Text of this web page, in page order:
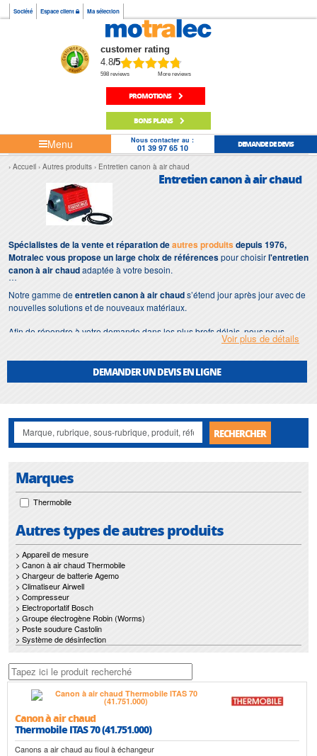
Société Espace client Ma sélection
customer rating
4.8/5
598 reviews More reviews
PROMOTIONS
BONS PLANS
Menu Nous contacter au :
01 39 97 65 10 DEMANDE DE DEVIS
Accueil Autres produits Entretien canon à air chaud
Entretien canon à air chaud
Spécialistes de la vente et réparation deautres produits depuis 1976,
Motralec vous propose un large choix de référencespour choisirl'entretien
canon à air chaudadaptée à votre besoin.
Notre gamme deentretien canon à air chauds’étend jour après jour avec de
nouvelles solutions et de nouveaux matériaux.
Afin de répondre à votre demande dans les plus brefs délais, nous nous
entretien canon à air
Motralecmet également à votre disposition son service deréparationet
Nos interventions sur toute l'Ile de France suivant vos besoins et vos
contraintes sont un gage d'efficacité, et garantissent l'absence de perturbation
de vos installations deentretien canon à air chaud
Voir plus de détails
DEMANDER UN DEVIS EN LIGNE
RECHERCHER
Marques
Thermobile
Autres types de autres produits
> Appareil de mesure
> Canon à air chaud Thermobile
> Chargeur de batterie Agemo
> Climatiseur Airwell
> Compresseur
> Electroportatif Bosch
> Groupe électrogène Robin (Worms)
> Poste soudure Castolin
> Système de désinfection
Canon à air chaud
Thermobile ITAS 70 (41.751.000)
Canons a air chaud au fioul à échangeur